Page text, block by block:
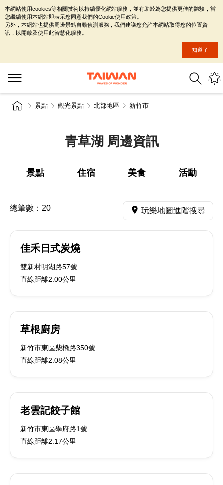
景點 觀光景點 北部地區 新竹市
青草湖 周邊資訊
景點 住宿 美食 活動
總筆數： 20 玩樂地圖進階搜尋
佳禾日式炭燒
雙新村明湖路57號
直線距離2.00公里
草根廚房
新竹市東區柴橋路350號
直線距離2.08公里
老雲記餃子館
新竹市東區學府路1號
直線距離2.17公里
本網站使用cookies等相關技術以持續優化網站服務，並有助於為您提供更佳的體驗，當
您繼續使用本網站即表示您同意我們的Cookie使用政策。
另外，本網站也提供周邊景點自動偵測服務，我們建議您允許本網站取得您的位置資
訊，以開啟及使用此智慧化服務。
知道了